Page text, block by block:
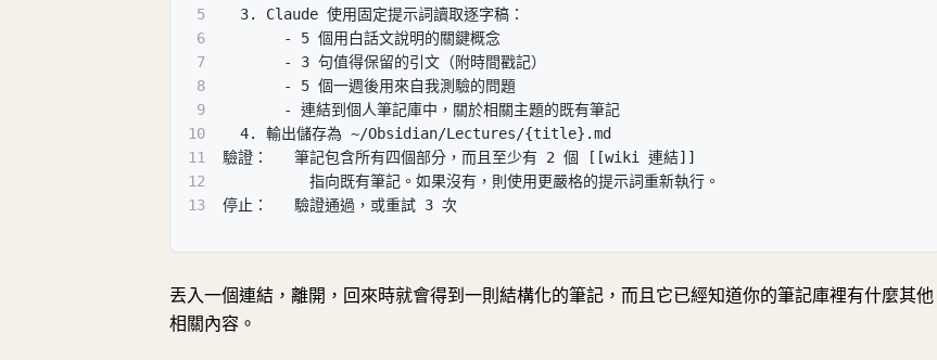
5
  3. Claude 使用固定提示詞讀取逐字稿：
6
       - 5 個用白話文說明的關鍵概念
7
       - 3 句值得保留的引文（附時間戳記）
8
       - 5 個一週後用來自我測驗的問題
9
       - 連結到個人筆記庫中，關於相關主題的既有筆記
10
  4. 輸出儲存為 ~/Obsidian/Lectures/{title}.md
11
驗證：   筆記包含所有四個部分，而且至少有 2 個 [[wiki 連結]]
12
          指向既有筆記。如果沒有，則使用更嚴格的提示詞重新執行。
13
停止：   驗證通過，或重試 3 次
丟入一個連結，離開，回來時就會得到一則結構化的筆記，而且它已經知道你的筆記庫裡有什麼其他
相關內容。